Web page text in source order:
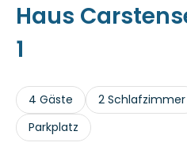
Haus
1
4 Gäste 2 Schlafzimmer
Parkplatz